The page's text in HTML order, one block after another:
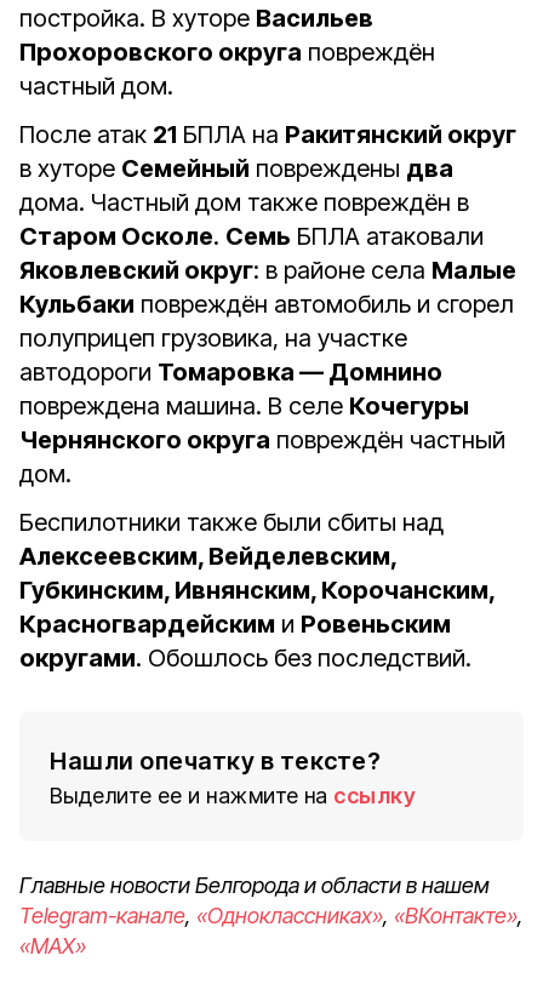
постройка. В хуторе Васильев
Прохоровского округа повреждён
частный дом.
После атак 21 БПЛА на Ракитянский округ
в хуторе Семейный повреждены два
дома. Частный дом также повреждён в
Старом Осколе. Семь БПЛА атаковали
Яковлевский округ: в районе села Малые
Кульбаки повреждён автомобиль и сгорел
полуприцеп грузовика, на участке
автодороги Томаровка — Домнино
повреждена машина. В селе Кочегуры
Чернянского округа повреждён частный
дом.
Беспилотники также были сбиты над
Алексеевским, Вейделевским,
Губкинским, Ивнянским, Корочанским,
Красногвардейским и Ровеньским
округами. Обошлось без последствий.
Нашли опечатку в тексте?
Выделите ее и нажмите на ссылку
Главные новости Белгорода и области в нашем
Telegram-канале, «Одноклассниках», «ВКонтакте»,
«MAX»